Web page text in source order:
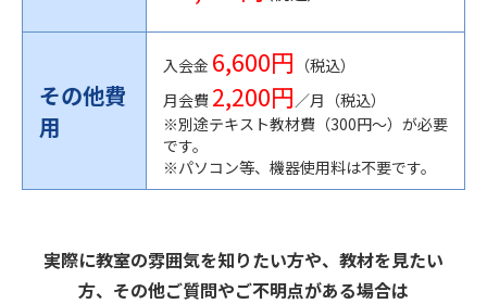
その他費
用
入会金 6,600円 （税込）
月会費 2,200円／月（税込）
※別途テキスト教材費（300円〜）が必要
です。
※パソコン等、機器使用料は不要です。
実際に教室の雰囲気を知りたい方や、教材を見たい
方、その他ご質問やご不明点がある場合は